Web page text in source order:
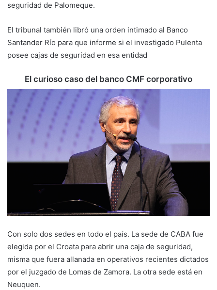
seguridad de Palomeque.
El tribunal también libró una orden intimado al Banco
Santander Río para que informe si el investigado Pulenta
posee cajas de seguridad en esa entidad
El curioso caso del banco CMF corporativo
Con solo dos sedes en todo el país. La sede de CABA fue
elegida por el Croata para abrir una caja de seguridad,
misma que fuera allanada en operativos recientes dictados
por el juzgado de Lomas de Zamora. La otra sede está en
Neuquen.